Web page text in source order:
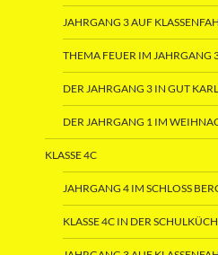
JAHRGANG 3 AUF
THEMA FEUER IM JAHRGANG
DER JAHRGANG 3 IN GUT
DER JAHRGANG 1 IM
KLASSE 4C
JAHRGANG 4 IM SCHLOSS
KLASSE 4C IN DER